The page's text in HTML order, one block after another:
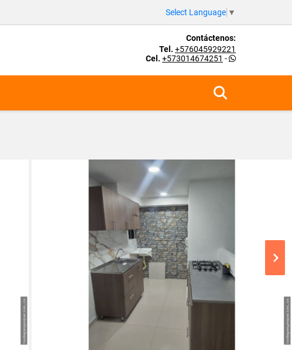
Select Language ▼
Contáctenos:
Tel. +576045929221
Cel. +573014674251 -